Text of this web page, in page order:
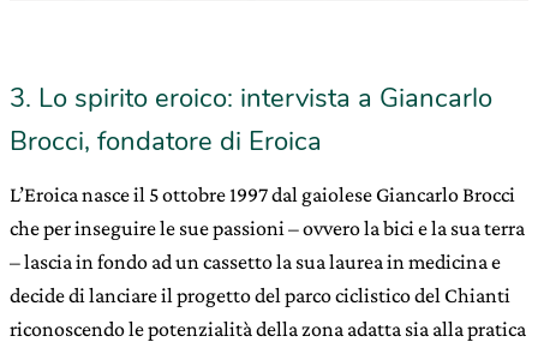
3. Lo spirito eroico: intervista a Giancarlo
Brocci, fondatore di Eroica
L’Eroica nasce il 5 ottobre 1997 dal gaiolese Giancarlo Brocci
che per inseguire le sue passioni – ovvero la bici e la sua terra
– lascia in fondo ad un cassetto la sua laurea in medicina e
decide di lanciare il progetto del parco ciclistico del Chianti
riconoscendo le potenzialità della zona adatta sia alla pratica